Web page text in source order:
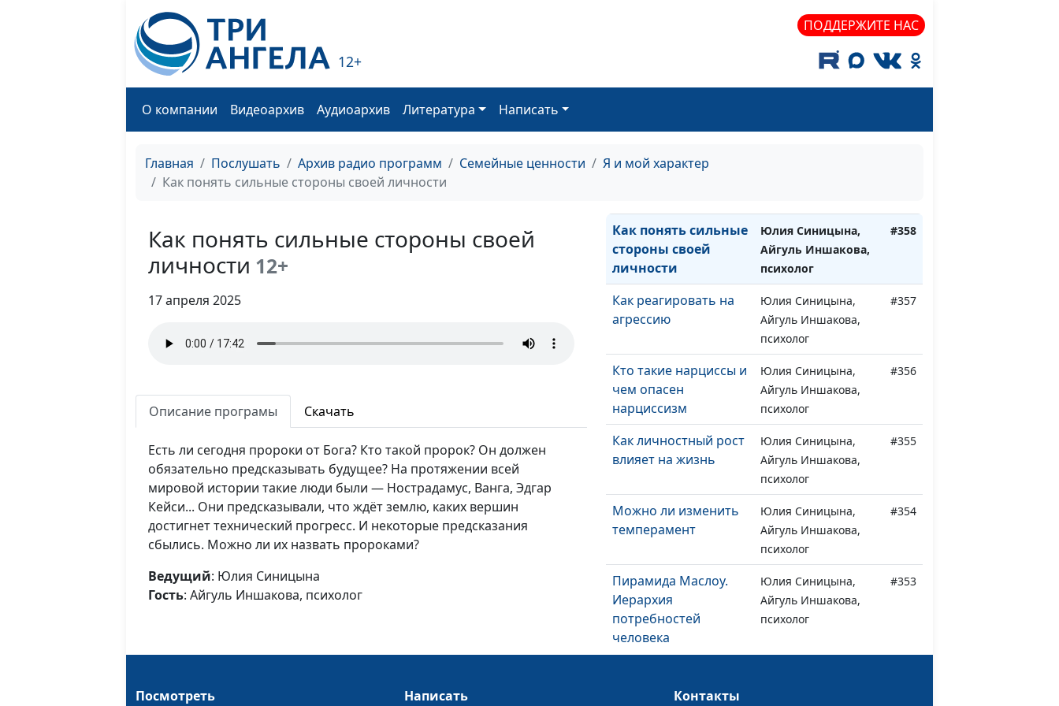
12+
ПОДДЕРЖИТЕ НАС
О компании Видеоархив Аудиоархив Литература Написать
Главная Послушать Архив радио программ Семейные ценности
Я и мой характер
Как понять сильные стороны своей личности
Как понять сильные стороны своей
личности 12+
17 апреля 2025
Описание програмы Скачать
Есть ли сегодня пророки от Бога? Кто такой пророк? Он должен
обязательно предсказывать будущее? На протяжении всей
мировой истории такие люди были — Нострадамус, Ванга, Эдгар
Кейси... Они предсказывали, что ждёт землю, каких вершин
достигнет технический прогресс. И некоторые предсказания
сбылись. Можно ли их назвать пророками?
Ведущий: Юлия Синицына
Гость: Айгуль Иншакова, психолог
Мария Мараханова,
Айгуль Иншакова,
#361
Как регулировать
Мария Мараханова,
психолог
#360
Как говорить
Как понять сильные
стороны своей
личности
Юлия Синицына,
Айгуль Иншакова,
психолог
#358
Как реагировать на
агрессию
Юлия Синицына,
Айгуль Иншакова,
психолог
#357
Кто такие нарциссы и
чем опасен
нарциссизм
Юлия Синицына,
Айгуль Иншакова,
психолог
#356
Как личностный рост
влияет на жизнь
Юлия Синицына,
Айгуль Иншакова,
психолог
#355
Можно ли изменить
темперамент
Юлия Синицына,
Айгуль Иншакова,
психолог
#354
Пирамида Маслоу.
Иерархия
потребностей
человека
Юлия Синицына,
Айгуль Иншакова,
психолог
#353
Посмотреть Написать Контакты